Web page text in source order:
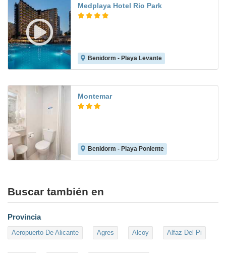
Medplaya Hotel Rio Park
Benidorm - Playa Levante
Montemar
Benidorm - Playa Poniente
Buscar también en
Provincia
Aeropuerto De Alicante Agres Alcoy Alfaz Del Pi